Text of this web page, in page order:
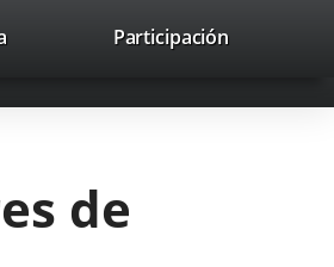
Participación
de